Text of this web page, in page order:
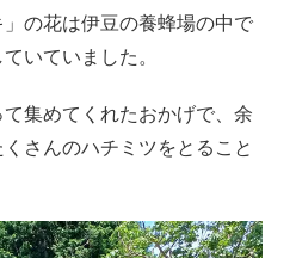
の花は伊豆の養蜂場の中で
いていました。
集めてくれたおかげで、余
さんのハチミツをとること